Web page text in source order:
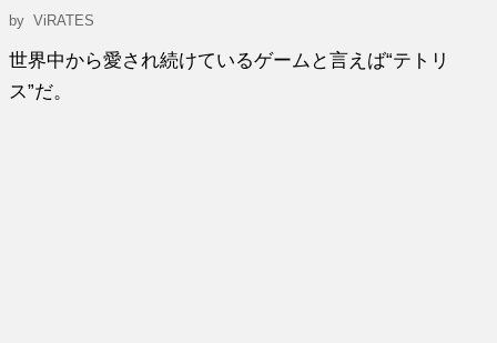
byViRATES
世界中から愛され続けているゲームと言えば“テトリ
ス”だ。